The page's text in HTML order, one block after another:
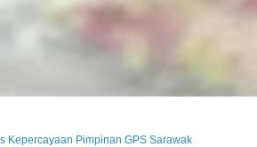
Kepercayaan Pimpinan GPS Sarawak